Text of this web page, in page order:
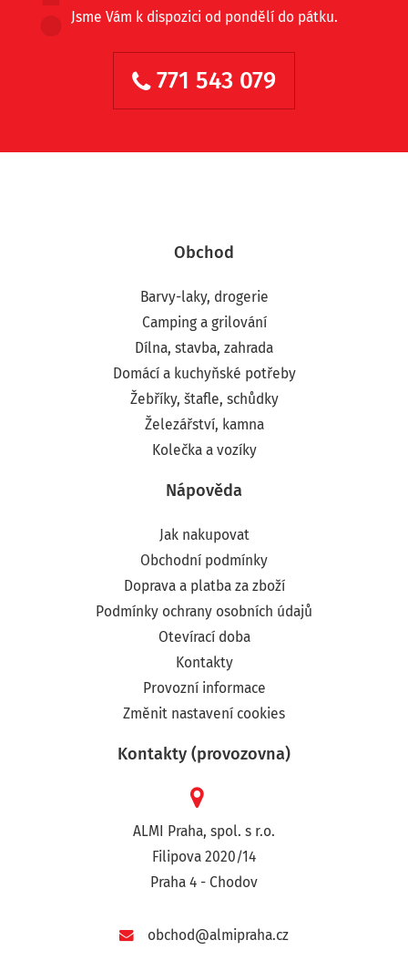
Jsme Vám k dispozici od pondělí do pátku.
771 543 079
Obchod
Barvy-laky, drogerie
Camping a grilování
Dílna, stavba, zahrada
Domácí a kuchyňské potřeby
Žebříky, štafle, schůdky
Železářství, kamna
Kolečka a vozíky
Nápověda
Jak nakupovat
Obchodní podmínky
Doprava a platba za zboží
Podmínky ochrany osobních údajů
Otevírací doba
Kontakty
Provozní informace
Změnit nastavení cookies
Kontakty (provozovna)
ALMI Praha, spol. s r.o.
Filipova 2020/14
Praha 4 - Chodov
obchod@almipraha.cz